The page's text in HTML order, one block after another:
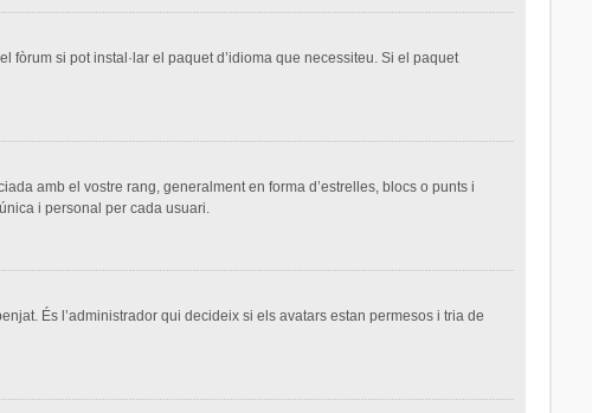
si pot instal·lar el paquet d’idioma que necessiteu. Si el paquet
amb el vostre rang, generalment en forma d’estrelles, blocs o punts i
i personal per cada usuari.
És l’administrador qui decideix si els avatars estan permesos i tria de